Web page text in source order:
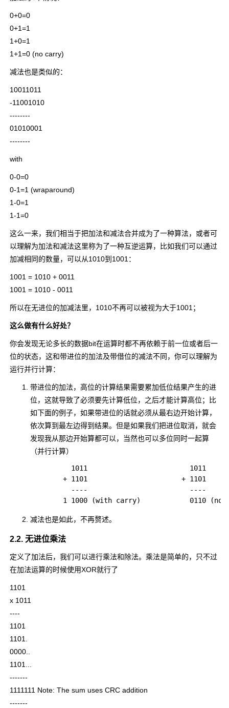
0+0=0
0+1=1
1+0=1
1+1=0 (no carry)
减法也是类似的：
10011011
-11001010
--------
01010001
--------
with
0-0=0
0-1=1 (wraparound)
1-0=1
1-1=0
这么一来，我们相当于把加法和减法合并成为了一种算法，或者可
以理解为加法和减法这里称为了一种互逆运算，比如我们可以通过
加减相同的数量，可以从1010到1001：
1001 = 1010 + 0011
1001 = 1010 - 0011
所以在无进位的加减法里，1010不再可以被视为大于1001；
这么做有什么好处？
你会发现无论多长的数据bit在运算时都不再依赖于前一位或者后一
位的状态，这和带进位的加法及带借位的减法不同，你可以理解为
运行并行计算：
带进位的加法，高位的计算结果需要累加低位结果产生的进
位，这就导致了必须要先计算低位，之后才能计算高位；比
如下面的例子，如果带进位的话就必须从最右边开始计算，
依次算到最左边得到结果。但是如果我们把进位取消，就会
发现我从那边开始算都可以，当然也可以多位同时一起算
（并行计算）
          1011                         1011
        + 1101                       + 1101
----
减法也是如此，不再赘述。
2.2. 无进位乘法
定义了加法后，我们可以进行乘法和除法。乘法是简单的，只不过
在加法运算的时候使用XOR就行了
1101
x 1011
----
1101
1101.
0000..
1101...
-------
1111111 Note: The sum uses CRC addition
-------